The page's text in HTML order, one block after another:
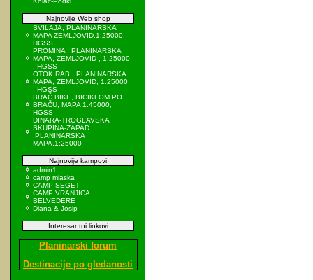
Najnovije Web shop
SVILAJA, PLANINARSKA
MAPA ZEMLJOVID,1:25000,
HGSS
PROMINA , PLANINARSKA
MAPA, ZEMLJOVID , 1:25000
, HGSS
OTOK RAB , PLANINARSKA
MAPA, ZEMLJOVID, 1:25000
, HGSS
BRAČ BIKE, BICIKLOM PO
BRAČU, MAPA 1:45000,
HGSS
DINARA-TROGLAVSKA
SKUPINA-ZAPAD
,PLANINARSKA
MAPA,1:25000
Najnovije kampovi
admin1
camp mlaska
CAMP SEGET
CAMP VRANJICA
BELVEDERE
Diana & Josip
Interesantni linkovi
Planinarski forum
Destinacije po gledanosti